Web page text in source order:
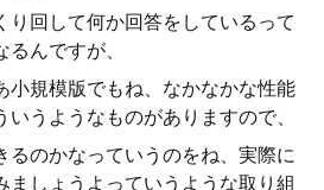
り回して何か回答をしているって
んですが、
小規模版でもね、なかなかな性能
うようなものがありますので、
るのかなっていうのをね、実際に
ましょうよっていうような取り組